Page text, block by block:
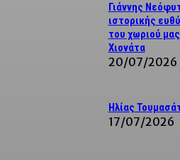
Γιάννης
ιστορικής
του χωριού
Χιονάτα
20/07/2026
Ηλίας
17/07/2026